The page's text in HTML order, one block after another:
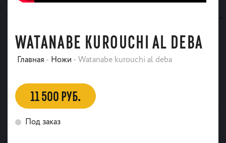
WATANABE KUROUCHI AL DEBA
Главная - Ножи - Watanabe kurouchi al deba
11 500 РУБ.
Под заказ